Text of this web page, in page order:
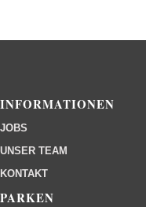
INFORMATIONEN
JOBS
UNSER TEAM
KONTAKT
PARKEN